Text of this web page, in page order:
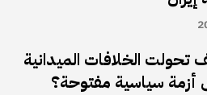
الخلافات الميدانية
أزمة سياسية مفتوحة؟